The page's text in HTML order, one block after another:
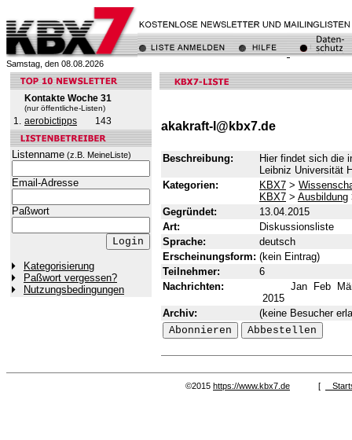
Samstag, den 08.08.2026
Kontakte Woche 31
(nur öffentliche-Listen)
1. aerobictipps 143
Listenname (z.B. MeineListe)
Email-Adresse
Paßwort
Kategorisierung
Paßwort vergessen?
Nutzungsbedingungen
akakraft-l@kbx7.de
Beschreibung:
Hier findet sich die
Leibniz Universität
Kategorien:
KBX7 >
KBX7 > Ausbildung
Gegründet:
13.04.2015
Art:
Diskussionsliste
Sprache:
deutsch
Erscheinungsform: (kein Eintrag)
Teilnehmer:
6
Nachrichten:
Jan Feb
2015
Archiv:
(keine Besucher
©2015 https://www.kbx7.de [